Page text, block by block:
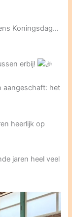
Koningsdag…
erbij!
aangeschaft: het
heerlijk op
jaren heel veel